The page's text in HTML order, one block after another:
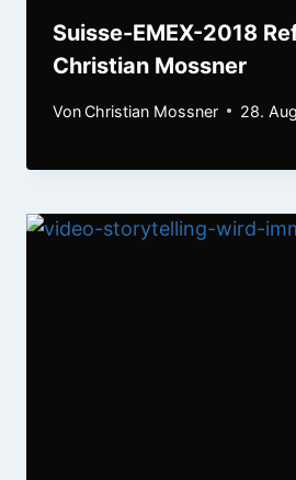
Suisse-EMEX-2018
Christian Mossner
VonChristian Mossner 28.